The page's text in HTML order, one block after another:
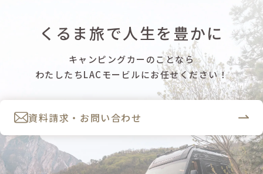
くるま旅で人生を豊かに
キャンピングカーのことなら
わたしたちLACモービルにお任せください！
資料請求・お問い合わせ